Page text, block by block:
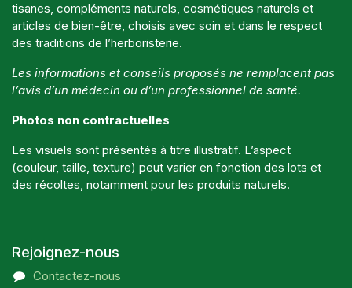
tisanes, compléments naturels, cosmétiques naturels et
articles de bien-être, choisis avec soin et dans le respect
des traditions de l’herboristerie.
Les informations et conseils proposés ne remplacent pas
l’avis d’un médecin ou d’un professionnel de santé.
Photos non contractuelles
Les visuels sont présentés à titre illustratif. L’aspect
(couleur, taille, texture) peut varier en fonction des lots et
des récoltes, notamment pour les produits naturels.
Rejoignez-nous
Contactez-nous